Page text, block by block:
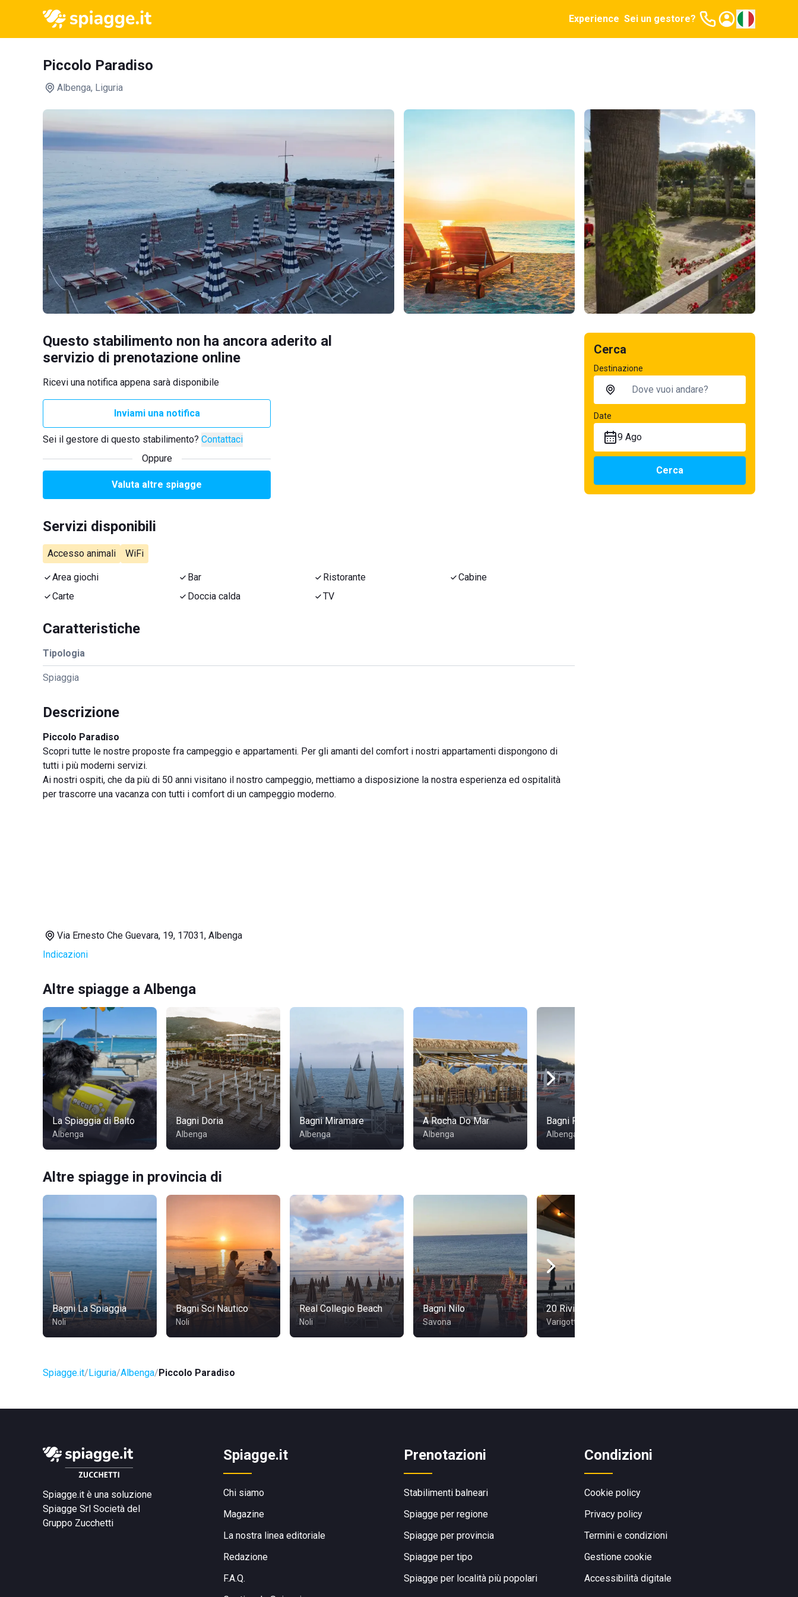
Experience Sei un gestore?
Piccolo Paradiso
Albenga, Liguria
Questo stabilimento non ha ancora aderito al
servizio di prenotazione online
Ricevi una notifica appena sarà disponibile
Inviami una notifica
Sei il gestore di questo stabilimento? Contattaci
Oppure
Valuta altre spiagge
Servizi disponibili
Accesso animali WiFi
Area giochi Bar Ristorante
Cabine
Carte
Doccia calda TV
Caratteristiche
Tipologia
Spiaggia
Descrizione
Piccolo Paradiso
Scopri tutte le nostre proposte fra campeggio e appartamenti. Per gli amanti del comfort i nostri appartamenti dispongono di
tutti i più moderni servizi.
Ai nostri ospiti, che da più di 50 anni visitano il nostro campeggio, mettiamo a disposizione la nostra esperienza ed ospitalità
per trascorre una vacanza con tutti i comfort di un campeggio moderno.
Via Ernesto Che Guevara, 19, 17031, Albenga
Indicazioni
Altre spiagge a Albenga
La Spiaggia di Balto
Albenga
Bagni Doria
Albenga
Bagni Miramare
Albenga
A Rocha Do Mar
Albenga
Bagni Rio
Albenga
Altre spiagge in provincia di
Bagni La Spiaggia
Noli
Bagni Sci Nautico
Noli
Real Collegio Beach
Noli
Bagni Nilo
Savona
20 Riviera
Varigotti
Spiagge.it Liguria Albenga Piccolo Paradiso
Cerca
Destinazione
Date
9 Ago
Cerca
Spiagge.it è una soluzione
Spiagge Srl Società del
Gruppo Zucchetti
Spiagge.it
Chi siamo
Magazine
La nostra linea editoriale
Redazione
F.A.Q.
Prenotazioni
Stabilimenti balneari
Spiagge per regione
Spiagge per provincia
Spiagge per tipo
Spiagge per località più popolari
Condizioni
Cookie policy
Privacy policy
Termini e condizioni
Gestione cookie
Accessibilità digitale